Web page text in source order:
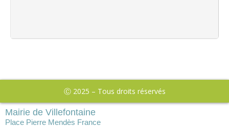
Ⓒ 2025 – Tous droits réservés
Mairie de Villefontaine
Place Pierre Mendès France